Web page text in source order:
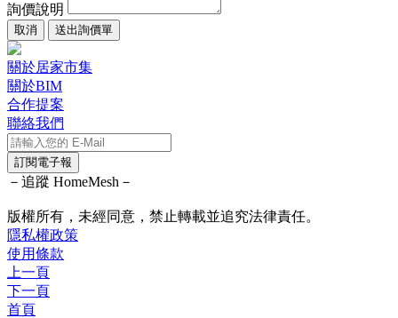
詢價說明
取消 送出詢價單
關於居家市集
關於BIM
合作提案
聯絡我們
訂閱電子報
－追蹤 HomeMesh－
版權所有，未經同意，禁止轉載並追究法律責任。
隱私權政策
使用條款
上一頁
下一頁
首頁